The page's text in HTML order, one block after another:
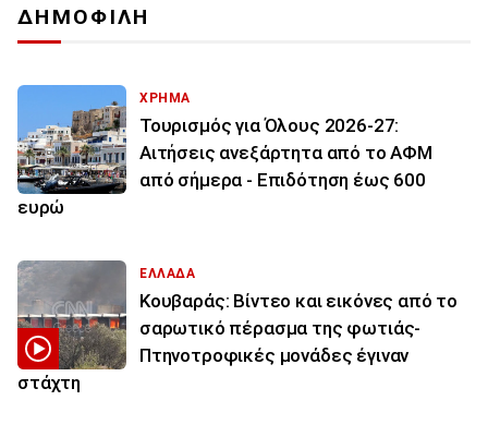
ΔΗΜΟΦΙΛΗ
ΧΡΗΜΑ
Τουρισμός για Όλους 2026-27:
Αιτήσεις ανεξάρτητα από το ΑΦΜ
από σήμερα - Επιδότηση έως 600
ευρώ
ΕΛΛΑΔΑ
Κουβαράς: Βίντεο και εικόνες από το
σαρωτικό πέρασμα της φωτιάς-
Πτηνοτροφικές μονάδες έγιναν
στάχτη